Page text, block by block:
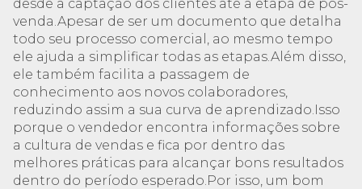
desde a captação dos clientes até a etapa de pós-
venda.Apesar de ser um documento que detalha
todo seu processo comercial, ao mesmo tempo
ele ajuda a simplificar todas as etapas.Além disso,
ele também facilita a passagem de
conhecimento aos novos colaboradores,
reduzindo assim a sua curva de aprendizado.Isso
porque o vendedor encontra informações sobre
a cultura de vendas e fica por dentro das
melhores práticas para alcançar bons resultados
dentro do período esperado.Por isso, um bom